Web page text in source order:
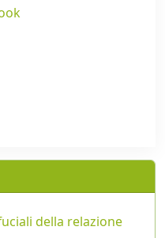
della relazione